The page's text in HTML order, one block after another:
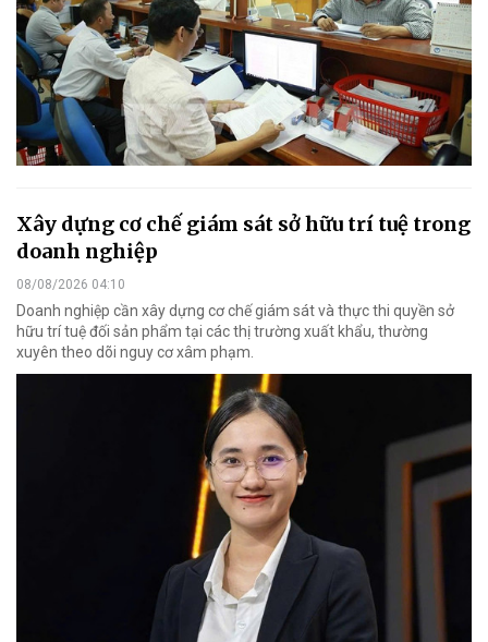
Xây dựng cơ chế giám sát sở hữu trí tuệ trong
doanh nghiệp
08/08/2026 04:10
Doanh nghiệp cần xây dựng cơ chế giám sát và thực thi quyền sở
hữu trí tuệ đối sản phẩm tại các thị trường xuất khẩu, thường
xuyên theo dõi nguy cơ xâm phạm.